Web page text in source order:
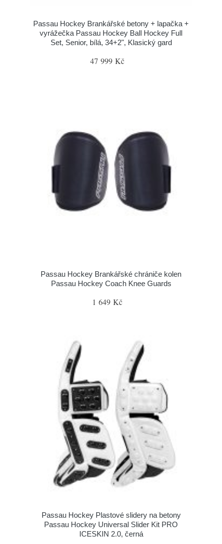
Passau Hockey Brankářské betony + lapačka +
vyrážečka Passau Hockey Ball Hockey Full
Set, Senior, bílá, 34+2", Klasický gard
47 999 Kč
Passau Hockey Brankářské chrániče kolen
Passau Hockey Coach Knee Guards
1 649 Kč
Passau Hockey Plastové slidery na betony
Passau Hockey Universal Slider Kit PRO
ICESKIN 2.0, černá